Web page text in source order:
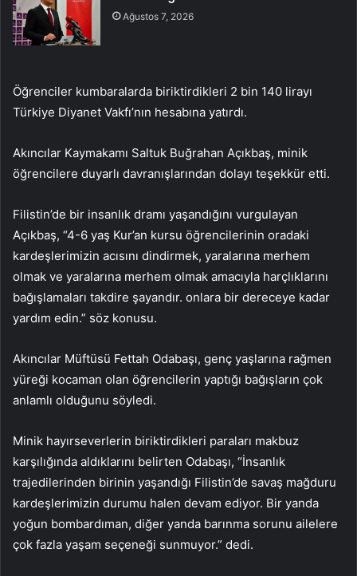
Ağustos 7, 2026
Öğrenciler kumbaralarda biriktirdikleri 2 bin 140 lirayı
Türkiye Diyanet Vakfı’nın hesabına yatırdı.
Akıncılar Kaymakamı Saltuk Buğrahan Açıkbaş, minik
öğrencilere duyarlı davranışlarından dolayı teşekkür etti.
Filistin’de bir insanlık dramı yaşandığını vurgulayan
Açıkbaş, “4-6 yaş Kur’an kursu öğrencilerinin oradaki
kardeşlerimizin acısını dindirmek, yaralarına merhem
olmak ve yaralarına merhem olmak amacıyla harçlıklarını
bağışlamaları takdire şayandır. onlara bir dereceye kadar
yardım edin.” söz konusu.
Akıncılar Müftüsü Fettah Odabaşı, genç yaşlarına rağmen
yüreği kocaman olan öğrencilerin yaptığı bağışların çok
anlamlı olduğunu söyledi.
Minik hayırseverlerin biriktirdikleri paraları makbuz
karşılığında aldıklarını belirten Odabaşı, “İnsanlık
trajedilerinden birinin yaşandığı Filistin’de savaş mağduru
kardeşlerimizin durumu halen devam ediyor. Bir yanda
yoğun bombardıman, diğer yanda barınma sorunu ailelere
çok fazla yaşam seçeneği sunmuyor.” dedi.